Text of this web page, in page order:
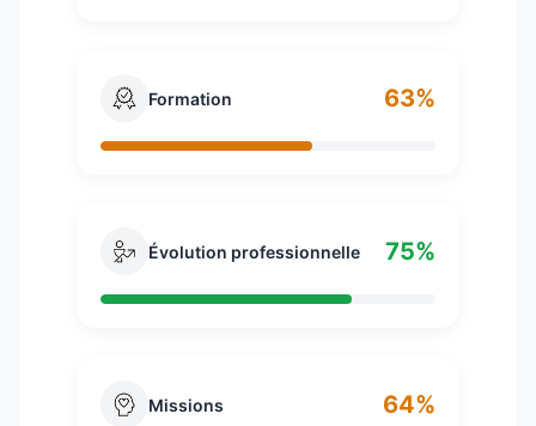
Formation 63%
Évolution professionnelle 75%
Missions 64%